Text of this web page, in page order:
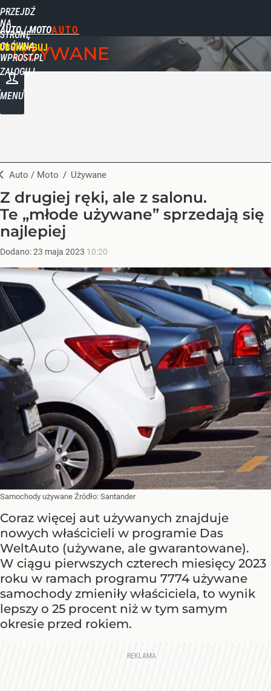
PRZEJDŹ
NA
STRONĘ
GŁÓWNĄ
WPROST.PL
AUTO / MOTO
ZALOGUJ
MENU
UŻYWANE
Auto / Moto / Używane
Z drugiej ręki, ale z salonu.
Te „młode używane” sprzedają się
najlepiej
Dodano:23 maja 2023 10:20
Samochody używane Źródło: Santander
Coraz więcej aut używanych znajduje
nowych właścicieli w programie Das
WeltAuto (używane, ale gwarantowane).
W ciągu pierwszych czterech miesięcy 2023
roku w ramach programu 7774 używane
samochody zmieniły właściciela, to wynik
lepszy o 25 procent niż w tym samym
okresie przed rokiem.